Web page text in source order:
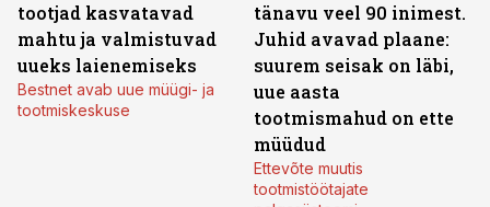
tootjad kasvatavad
mahtu ja valmistuvad
uueks laienemiseks
Bestnet avab uue müügi- ja
tootmiskeskuse
tänavu veel 90 inimest.
Juhid avavad plaane:
suurem seisak on läbi,
uue aasta
tootmismahud on ette
müüdud
Ettevõte muutis
tootmistöötajate